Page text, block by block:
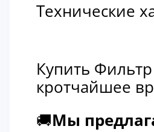
Технические
Купить
кротчайшее
🚚Мы